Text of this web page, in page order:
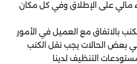
على الإطلاق وفي كل مكان
بالاتفاق مع العميل في الأمور
وفي بعض الحالات يجب نقل الكنب
التنظيف لدينا